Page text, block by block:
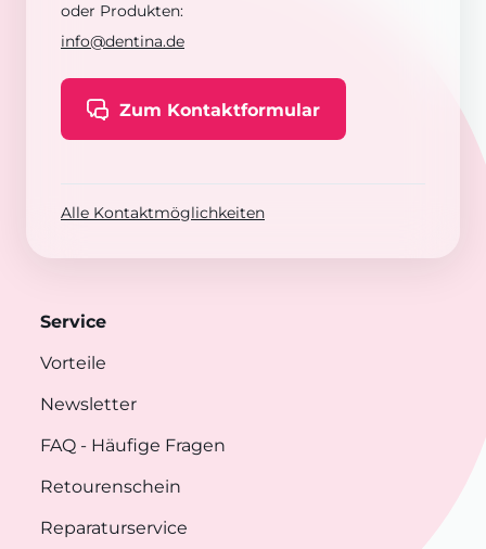
oder Produkten:
info@dentina.de
Zum Kontaktformular
Alle Kontaktmöglichkeiten
Service
Vorteile
Newsletter
FAQ - Häufige Fragen
Retourenschein
Reparaturservice